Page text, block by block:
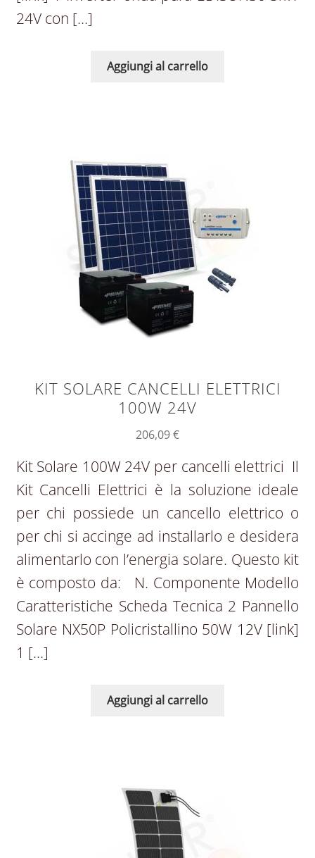
24V con […]
Aggiungi al carrello
KIT SOLARE CANCELLI ELETTRICI
100W 24V
206,09€
Kit Solare 100W 24V per cancelli elettrici Il
Kit Cancelli Elettrici è la soluzione ideale
per chi possiede un cancello elettrico o
per chi si accinge ad installarlo e desidera
alimentarlo con l’energia solare. Questo kit
è composto da: N. Componente Modello
Caratteristiche Scheda Tecnica 2 Pannello
Solare NX50P Policristallino 50W 12V [link]
1 […]
Aggiungi al carrello